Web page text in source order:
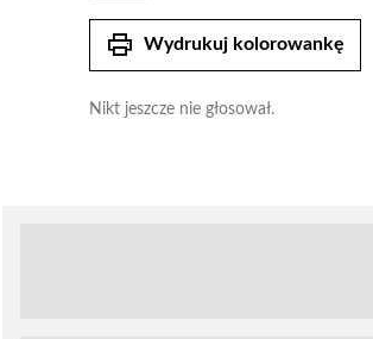
print Wydrukuj kolorowankę
Nikt jeszcze nie głosował.